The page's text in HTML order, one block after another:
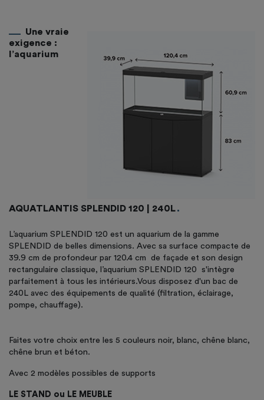
Une vraie
exigence :
l’aquarium
AQUATLANTIS SPLENDID 120 | 240L
L’aquarium SPLENDID 120 est un aquarium de la gamme
SPLENDID de belles dimensions. Avec sa surface compacte de
39.9 cm de profondeur par 120.4 cm de façade et son design
rectangulaire classique, l’aquarium SPLENDID 120 s'intègre
parfaitement à tous les intérieurs.Vous disposez d'un bac de
240L avec des équipements de qualité (filtration, éclairage,
pompe, chauffage).
Faites votre choix entre les 5 couleurs noir, blanc, chêne blanc,
chêne brun et béton.
Avec 2 modèles possibles de supports
LE STAND ou LE MEUBLE